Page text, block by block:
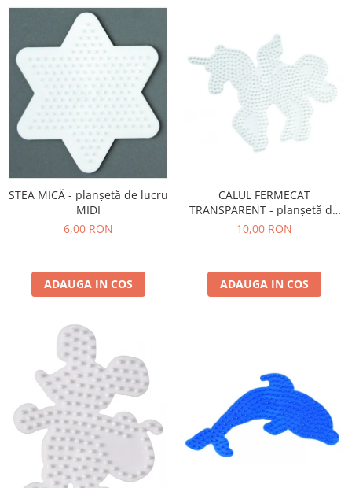
STEA MICĂ - planșetă de lucru
MIDI
6,00 RON
ADAUGA IN COS
CALUL FERMECAT
TRANSPARENT - planșetă de
lucru MIDI
10,00 RON
ADAUGA IN COS